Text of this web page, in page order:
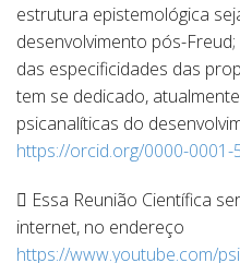
estrutura epistemológica
desenvolvimento pós-
das especificidades das
tem se dedicado,
psicanalíticas do
https://orcid.org/0000-0001-
 Essa Reunião Científica
internet, no endereço
https://www.youtube.com/